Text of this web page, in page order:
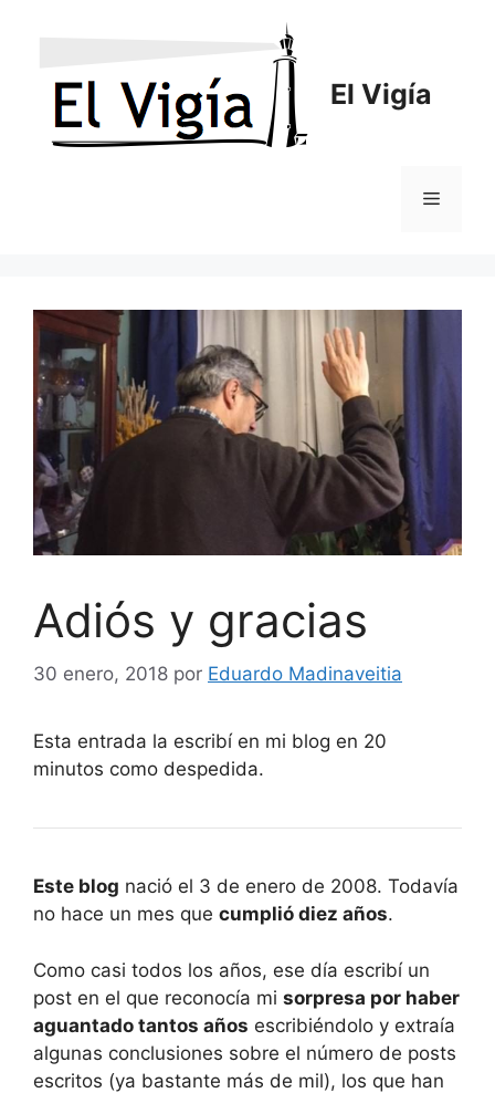
El Vigía
Menú
Adiós y gracias
30 enero, 2018 por Eduardo Madinaveitia
Esta entrada la escribí en mi blog en 20
minutos como despedida.
Este blog nació el 3 de enero de 2008. Todavía
no hace un mes que cumplió diez años.
Como casi todos los años, ese día escribí un
post en el que reconocía mi sorpresa por haber
aguantado tantos años escribiéndolo y extraía
algunas conclusiones sobre el número de posts
escritos (ya bastante más de mil), los que han